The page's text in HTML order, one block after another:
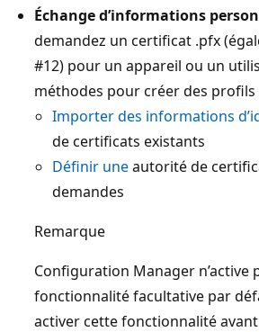
Échange d’informations
demandez un certificat .pfx
#12) pour un appareil ou un
méthodes pour créer des profils
Importer des informations
de certificats existants
Définir uneautorité de
demandes
Remarque
Configuration Manager n’active
fonctionnalité facultative par
activer cette fonctionnalité avant